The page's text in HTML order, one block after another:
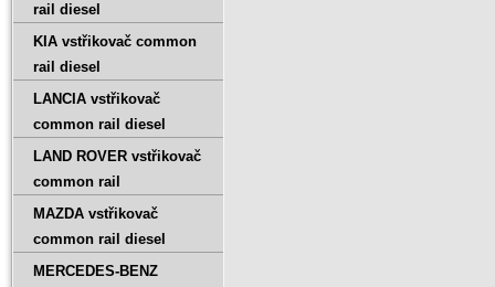
rail diesel
KIA vstřikovač common
rail diesel
LANCIA vstřikovač
common rail diesel
LAND ROVER vstřikovač
common rail
MAZDA vstřikovač
common rail diesel
MERCEDES-BENZ